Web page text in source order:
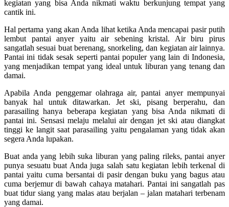
kegiatan yang bisa Anda nikmati waktu berkunjung tempat yang
cantik ini.
Hal pertama yang akan Anda lihat ketika Anda mencapai pasir putih
lembut pantai anyer yaitu air sebening kristal. Air biru pirus
sangatlah sesuai buat berenang, snorkeling, dan kegiatan air lainnya.
Pantai ini tidak sesak seperti pantai populer yang lain di Indonesia,
yang menjadikan tempat yang ideal untuk liburan yang tenang dan
damai.
Apabila Anda penggemar olahraga air, pantai anyer mempunyai
banyak hal untuk ditawarkan. Jet ski, pisang berperahu, dan
parasailing hanya beberapa kegiatan yang bisa Anda nikmati di
pantai ini. Sensasi melaju melalui air dengan jet ski atau diangkat
tinggi ke langit saat parasailing yaitu pengalaman yang tidak akan
segera Anda lupakan.
Buat anda yang lebih suka liburan yang paling rileks, pantai anyer
punya sesuatu buat Anda juga salah satu kegiatan lebih terkenal di
pantai yaitu cuma bersantai di pasir dengan buku yang bagus atau
cuma berjemur di bawah cahaya matahari. Pantai ini sangatlah pas
buat tidur siang yang malas atau berjalan – jalan matahari terbenam
yang damai.